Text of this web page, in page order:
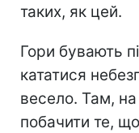
таких, як цей.
Гори бувають
кататися
весело. Там,
побачити те,